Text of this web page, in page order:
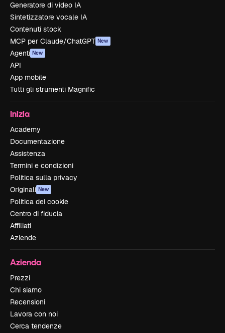
Generatore di video IA
Sintetizzatore vocale IA
Contenuti stock
MCP per Claude/ChatGPT New
Agenti New
API
App mobile
Tutti gli strumenti Magnific
Inizia
Academy
Documentazione
Assistenza
Termini e condizioni
Politica sulla privacy
Originali New
Politica dei cookie
Centro di fiducia
Affiliati
Aziende
Azienda
Prezzi
Chi siamo
Recensioni
Lavora con noi
Cerca tendenze